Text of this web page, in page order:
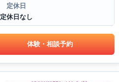
定休日
定休日なし
体験・相談予約